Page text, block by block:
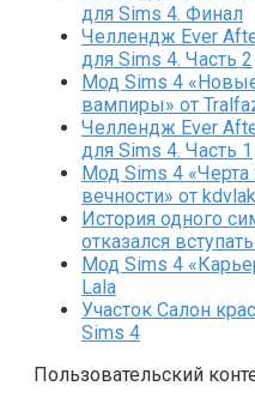
для Sims 4. Финал
Челлендж Ever
для Sims 4. Часть 2
Мод Sims 4
вампиры» от
Челлендж Ever
для Sims 4. Часть 1
Мод Sims 4
вечности» от
История одного
отказался
Мод Sims 4
Lala
Участок Салон
Sims 4
Пользовательский